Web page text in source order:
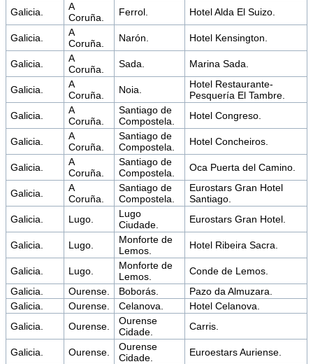
Galicia.
A
Coruña.
Ferrol. Hotel Alda El Suizo.
Galicia.
A
Coruña.
Narón. Hotel Kensington.
Galicia.
A
Coruña.
Sada. Marina Sada.
Galicia.
A
Coruña.
Noia.
Hotel Restaurante-
Pesquería El Tambre.
Galicia.
A
Coruña.
Santiago de
Compostela.
Hotel Congreso.
Galicia.
A
Coruña.
Santiago de
Compostela.
Hotel Concheiros.
Galicia.
A
Coruña.
Santiago de
Compostela.
Oca Puerta del Camino.
Galicia.
A
Coruña.
Santiago de
Compostela.
Eurostars Gran Hotel
Santiago.
Galicia.
Lugo.
Lugo
Ciudade.
Eurostars Gran Hotel.
Galicia. Lugo.
Monforte de
Lemos.
Hotel Ribeira Sacra.
Galicia. Lugo.
Monforte de
Lemos.
Conde de Lemos.
Galicia.
Ourense. Boborás.
Pazo da Almuzara.
Galicia.
Ourense. Celanova.
Hotel Celanova.
Galicia.
Ourense.
Ourense
Cidade.
Carris.
Galicia. Ourense.
Ourense
Cidade.
Euroestars Auriense.